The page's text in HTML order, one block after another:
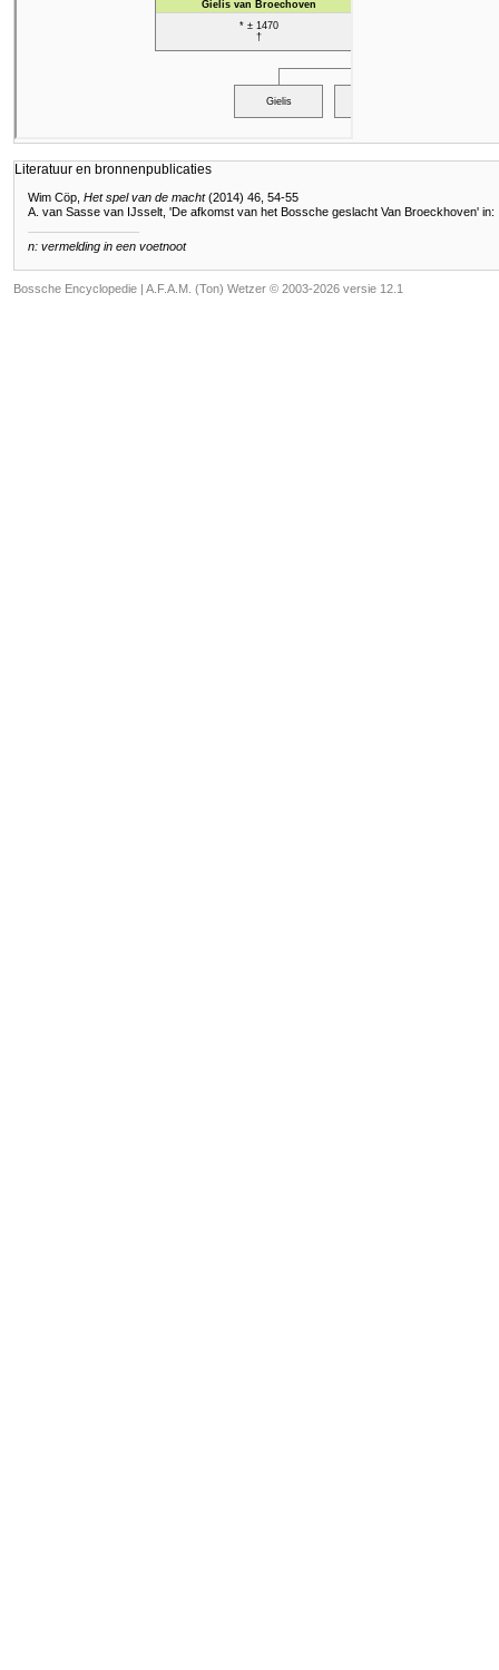
Literatuur en bronnenpublicaties
Wim Cöp, Het spel van de macht(2014) 46, 54-55
A. van Sasse van IJsselt, 'De afkomst van het Bossche geslacht Van Broeckhoven' in:
n: vermelding in een voetnoot
Bossche Encyclopedie | A.F.A.M. (Ton) Wetzer © 2003-2026 versie 12.1